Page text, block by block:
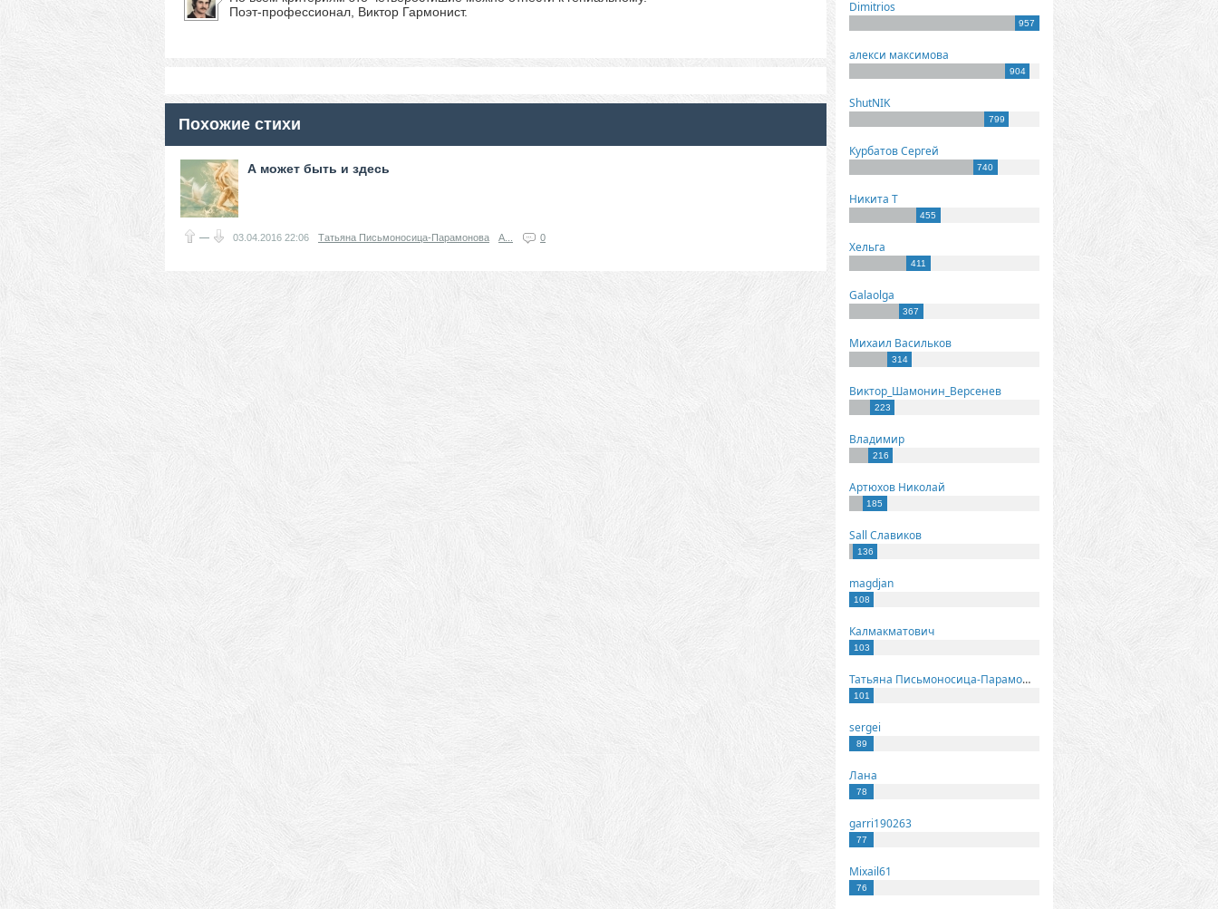
Поэт-профессионал, Виктор Гармонист.
Похожие стихи
А может быть и здесь
— 03.04.2016 22:06 Татьяна Письмоносица-Парамонова А... 0
Dimitrios
957
алекси максимова
904
ShutNIK
799
Курбатов Сергей
740
Никита Т
455
Хельга
411
Galaolga
367
Михаил Васильков
314
Виктор_Шамонин_Версенев
223
Владимир
216
Артюхов Николай
185
Sall Славиков
136
magdjan
108
Калмакматович
103
Татьяна Письмоносица-Парамонова
101
sergei
89
Лана
78
garri190263
77
Mixail61
76